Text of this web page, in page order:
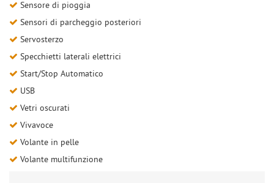
Sensore di pioggia
Sensori di parcheggio posteriori
Servosterzo
Specchietti laterali elettrici
Start/Stop Automatico
USB
Vetri oscurati
Vivavoce
Volante in pelle
Volante multifunzione